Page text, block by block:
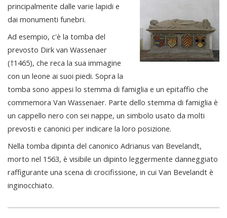
principalmente dalle varie lapidi e
dai monumenti funebri.
Ad esempio, c'è la tomba del
prevosto Dirk van Wassenaer
(†1465), che reca la sua immagine
con un leone ai suoi piedi. Sopra la
tomba sono appesi lo stemma di famiglia e un epitaffio che
commemora Van Wassenaer. Parte dello stemma di famiglia è
un cappello nero con sei nappe, un simbolo usato da molti
prevosti e canonici per indicare la loro posizione.
Nella tomba dipinta del canonico Adrianus van Bevelandt,
morto nel 1563, è visibile un dipinto leggermente danneggiato
raffigurante una scena di crocifissione, in cui Van Bevelandt è
inginocchiato.